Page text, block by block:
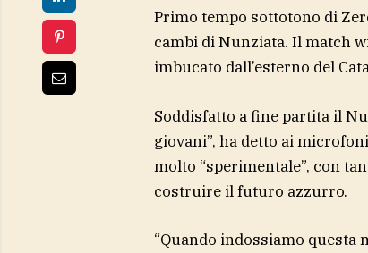
Primo tempo sottotono di
cambi di Nunziata. Il match
imbucato dall’esterno del
Soddisfatto a fine partita il
giovani”, ha detto ai
molto “sperimentale”, con
costruire il futuro azzurro.
“Quando indossiamo questa